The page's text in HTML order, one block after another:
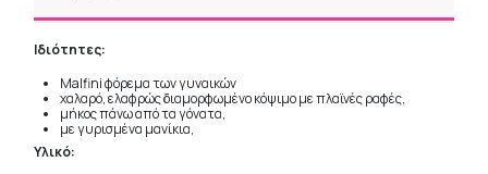
Ιδιότητες:
Malfini φόρεμα των γυναικών
χαλαρό, ελαφρώς διαμορφωμένο κόψιμο με πλαϊνές ραφές,
μήκος πάνω από τα γόνατα,
με γυρισμένα μανίκια,
Υλικό: